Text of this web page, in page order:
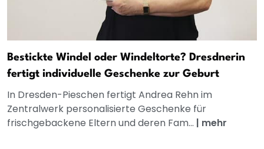
Bestickte Windel oder Windeltorte? Dresdnerin
fertigt individuelle Geschenke zur Geburt
In Dresden-Pieschen fertigt Andrea Rehn im
Zentralwerk personalisierte Geschenke für
frischgebackene Eltern und deren Fam... | mehr